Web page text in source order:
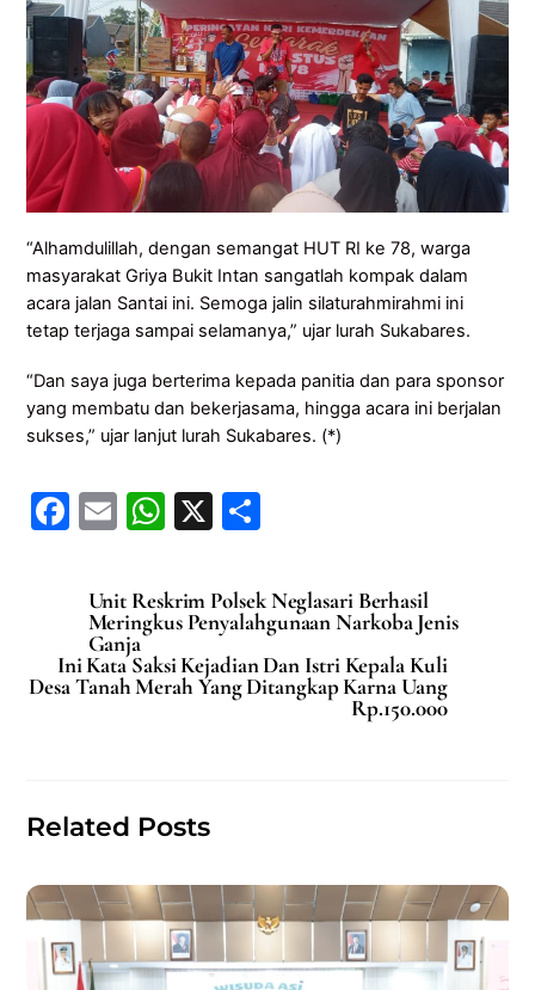
“Alhamdulillah, dengan semangat HUT RI ke 78, warga
masyarakat Griya Bukit Intan sangatlah kompak dalam
acara jalan Santai ini. Semoga jalin silaturahmirahmi ini
tetap terjaga sampai selamanya,” ujar lurah Sukabares.
“Dan saya juga berterima kepada panitia dan para sponsor
yang membatu dan bekerjasama, hingga acara ini berjalan
sukses,” ujar lanjut lurah Sukabares. (*)
F
c
e
b
o
E
ai
l
W
at
s
A
p
X
ar
e
Unit Reskrim Polsek Neglasari Berhasil
Meringkus Penyalahgunaan Narkoba Jenis
Ganja
Ini Kata Saksi Kejadian Dan Istri Kepala Kuli
Desa Tanah Merah Yang Ditangkap Karna Uang
Rp.150.000
Related Posts